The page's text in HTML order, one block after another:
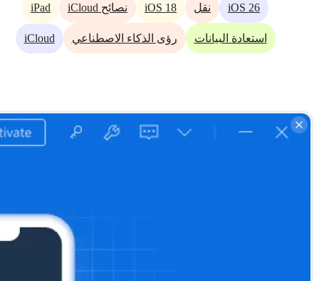
iOS 26 نقل iOS 18 نصائح iCloud iPad
استعادة البيانات رؤى الذكاء الاصطناعي iCloud